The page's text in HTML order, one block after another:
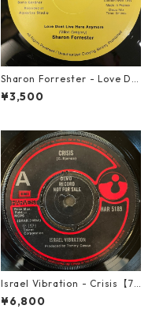
Sharon Forrester - Love Do
n't Live Here Anymore【12-
50068】
¥3,500
Israel Vibration - Crisis【7-
21895】
¥6,800